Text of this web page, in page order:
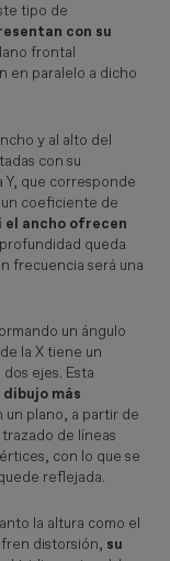
tipo de
con su
frontal
en paralelo a dicho
y al alto del
con su
que corresponde
coeficiente de
el ancho ofrecen
queda
frecuencia será una
un ángulo
la X tiene un
ejes. Esta
más
un plano, a partir de
de líneas
con lo que se
reflejada.
la altura como el
distorsión, su